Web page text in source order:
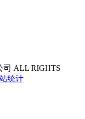
司 ALL RIGHTS
统计